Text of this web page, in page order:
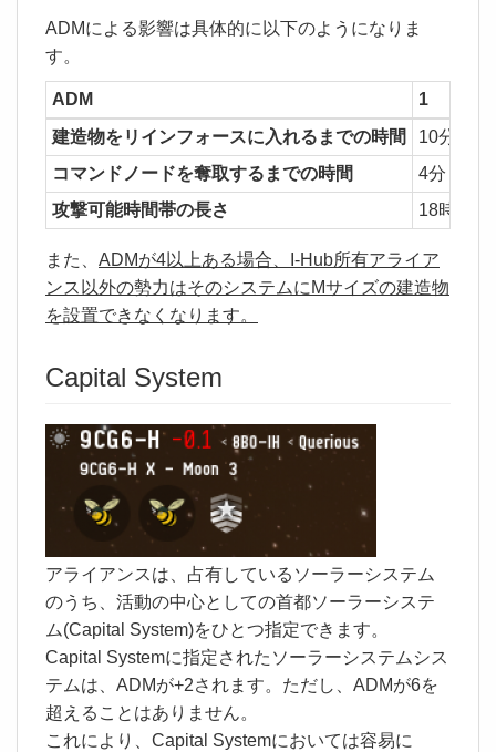
ADMによる影響は具体的に以下のようになりま
す。
ADM 1
建造物をリインフォースに入れるまでの時間
10分
コマンドノードを奪取するまでの時間
4分
攻撃可能時間帯の長さ
18時間
また、 ADMが4以上ある場合、I-Hub所有アライア
ンス以外の勢力はそのシステムにMサイズの建造物
を設置できなくなります。
Capital System
アライアンスは、占有しているソーラーシステム
のうち、活動の中心としての首都ソーラーシステ
ム(Capital System)をひとつ指定できます。
Capital Systemに指定されたソーラーシステムシス
テムは、ADMが+2されます。ただし、ADMが6を
超えることはありません。
これにより、Capital Systemにおいては容易に